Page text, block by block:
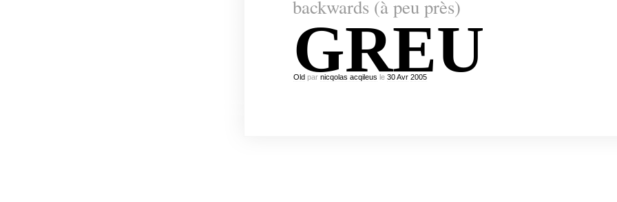
backwards (à peu près)
GREU
Oldpar nicqolas acqileus le 30 Avr 2005